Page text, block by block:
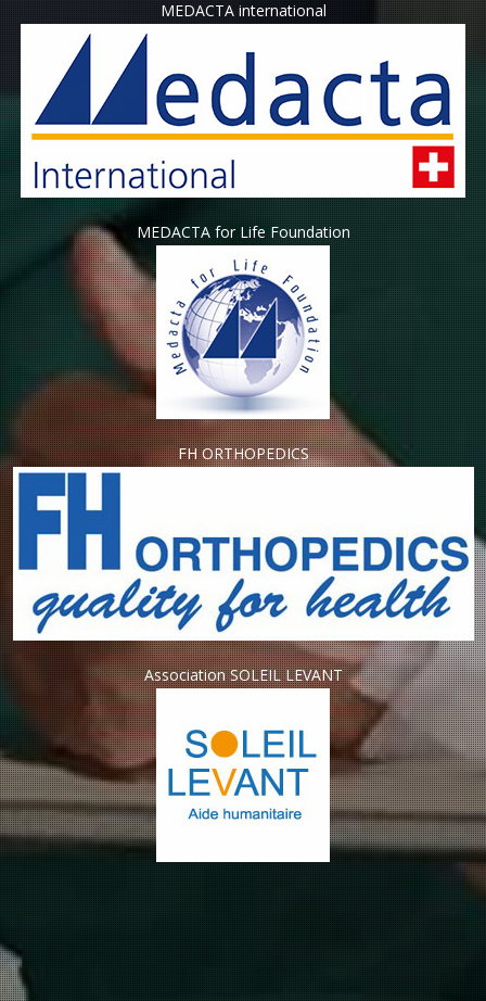
MEDACTA international
MEDACTA for Life Foundation
FH ORTHOPEDICS
Association SOLEIL LEVANT